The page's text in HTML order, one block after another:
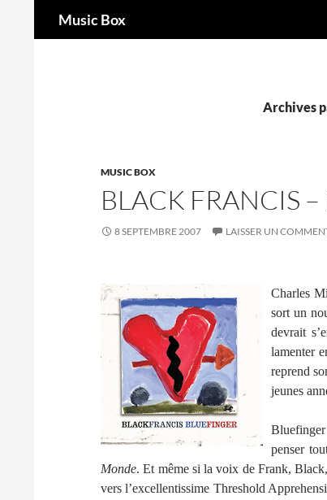
Music Box
Archives
MUSIC BOX
BLACK FRANCIS
8 SEPTEMBRE 2007 LAISSER UN
Charles
sort un
devrait
lamenter
reprend
jeunes
penser
Monde. Et même si la voix de Frank,
vers l’excellentissime Threshold